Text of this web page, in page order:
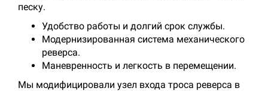
песку.
Удобство работы и долгий срок службы.
Модернизированная система механического
реверса.
Маневренность и легкость в перемещении.
Мы модифицировали узел входа троса реверса в